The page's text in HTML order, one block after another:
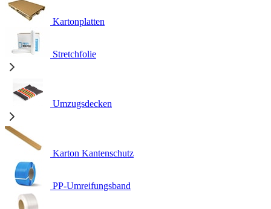
Kartonplatten
Stretchfolie
Umzugsdecken
Karton Kantenschutz
PP-Umreifungsband